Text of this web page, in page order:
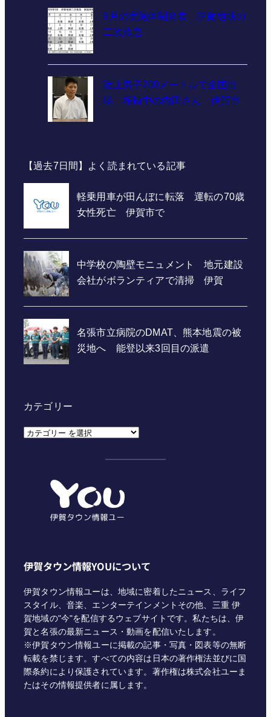
9月の実施体制発表 伊賀地域の
二次救急
陸上男子200メートルで全国出
場 柘植中の内田さん 伊賀市
【過去7日間】よく読まれている記事
カテゴリー
カ
伊賀タウン情報YOUについて
伊賀タウン情報ユーは、地域に密着したニュース、ライフ
スタイル、音楽、エンターテインメントその他、三重 伊
賀地域の"今"を配信するウェブサイトです。私たちは、伊
賀と名張の最新ニュース・動画を配信いたします。
※伊賀タウン情報ユーに掲載の記事・写真・図表等の無断
転載を禁じます。すべての内容は日本の著作権法並びに国
際条約により保護されています。著作権は株式会社ユーま
たはその情報提供者に属します。